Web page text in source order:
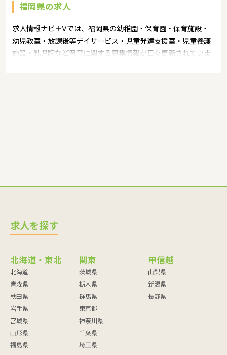
福岡県の求人
求人情報ナビ＋Vでは、福岡県の幼稚園・保育園・保育施設・
幼児教室・放課後等デイサービス・児童発達支援室・児童養護
施設・乳児院など保育に関する募集情報が日々更新されていま
求人を探す
北海道・東北
北海道
青森県
秋田県
岩手県
宮城県
山形県
福島県
関東
茨城県
栃木県
群馬県
東京都
神奈川県
千葉県
埼玉県
甲信越
山梨県
新潟県
長野県